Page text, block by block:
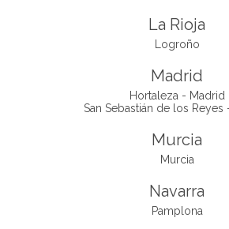
La Rioja
Logroño
Madrid
Hortaleza - Madrid
San Sebastián de los Reyes
Murcia
Murcia
Navarra
Pamplona